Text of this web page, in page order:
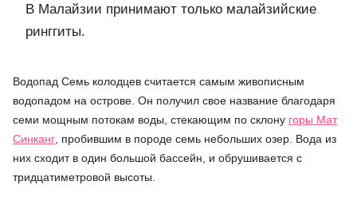
В Малайзии принимают только малайзийские
ринггиты.
Водопад Семь колодцев считается самым живописным
водопадом на острове. Он получил свое название благодаря
семи мощным потокам воды, стекающим по склону горы Мат
Синканг , пробившим в породе семь небольших озер. Вода из
них сходит в один большой бассейн, и обрушивается с
тридцатиметровой высоты.